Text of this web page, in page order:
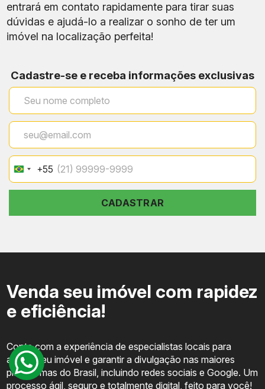
entrará em contato rapidamente para tirar suas
dúvidas e ajudá-lo a realizar o sonho de ter um
imóvel na localização perfeita!
Cadastre-se e receba informações exclusivas
Brazil
+55
+55
CADASTRAR
Venda seu imóvel com rapidez
e eficiência!
Conte com a experiência de especialistas locais para
avaliar seu imóvel e garantir a divulgação nas maiores
plataformas do Brasil, incluindo redes sociais e Google. Um
processo ágil, seguro e totalmente digital, feito para você!